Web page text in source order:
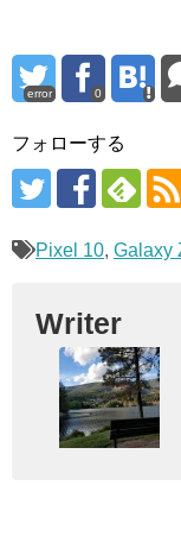
error 0
フォローする
Pixel 10, Galaxy
Writer